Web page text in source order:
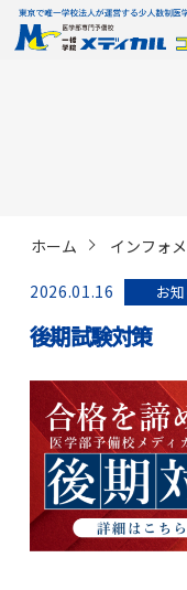
ホーム インフォ
2026.01.16 お
後期試験対策